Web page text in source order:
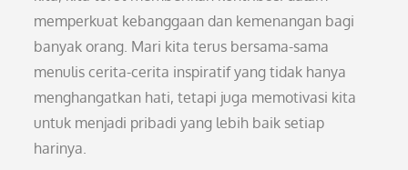
memperkuat kebanggaan dan kemenangan bagi
banyak orang. Mari kita terus bersama-sama
menulis cerita-cerita inspiratif yang tidak hanya
menghangatkan hati, tetapi juga memotivasi kita
untuk menjadi pribadi yang lebih baik setiap
harinya.